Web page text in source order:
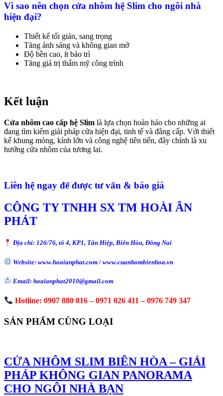
Vì sao nên chọn cửa nhôm hệ Slim cho ngôi nhà
hiện đại?
Thiết kế tối giản, sang trọng
Tăng ánh sáng và không gian mở
Độ bền cao, ít bảo trì
Tăng giá trị thẩm mỹ công trình
Kết luận
Cửa nhôm cao cấp hệ Slim là lựa chọn hoàn hảo cho những ai
đang tìm kiếm giải pháp cửa hiện đại, tinh tế và đẳng cấp. Với thiết
kế khung mỏng, kính lớn và công nghệ tiên tiến, đây chính là xu
hướng cửa nhôm của tương lai.
Liên hệ ngay để được tư vấn & báo giá
CÔNG TY TNHH SX TM HOÀI ÂN
PHÁT
Địa chỉ: 126/76, tổ 4, KP1, Tân Hiệp, Biên Hòa, Đồng Nai
Website: www.hoaianphat.com / www.cuanhombienhoa.vn
Email: hoaianphat2010@gmail.com
Hotline: 0907 880 816 – 0971 026 411 – 0976 749 347
SẢN PHẨM CÙNG LOẠI
CỬA NHÔM SLIM BIÊN HÒA – GIẢI
PHÁP KHÔNG GIAN PANORAMA
CHO NGÔI NHÀ BẠN